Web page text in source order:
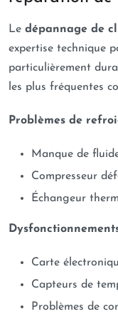
Le dépannage de
expertise technique
particulièrement
les plus fréquentes
Problèmes de
Manque de
Compresseur
Échangeur
Carte
Capteurs de
Problèmes de